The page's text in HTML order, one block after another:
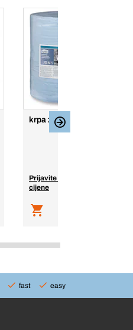
krpa za čišćenje
Prijavite se kako bi vidjeli
cijene
fast easy